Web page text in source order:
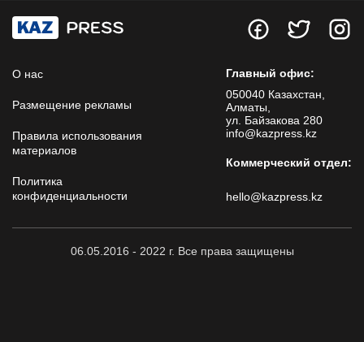
О нас
Размещение рекламы
Правила использования
материалов
Политика
конфиденциальности
Главный офис:
050040 Казахстан,
Алматы,
ул. Байзакова 280
info@kazpress.kz
Коммерческий отдел:
hello@kazpress.kz
06.05.2016 - 2022 г. Все права защищены